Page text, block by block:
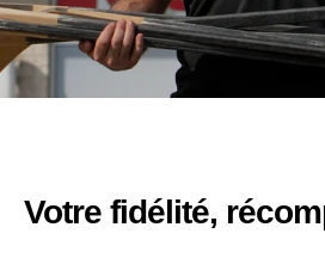
Votre fidélité,